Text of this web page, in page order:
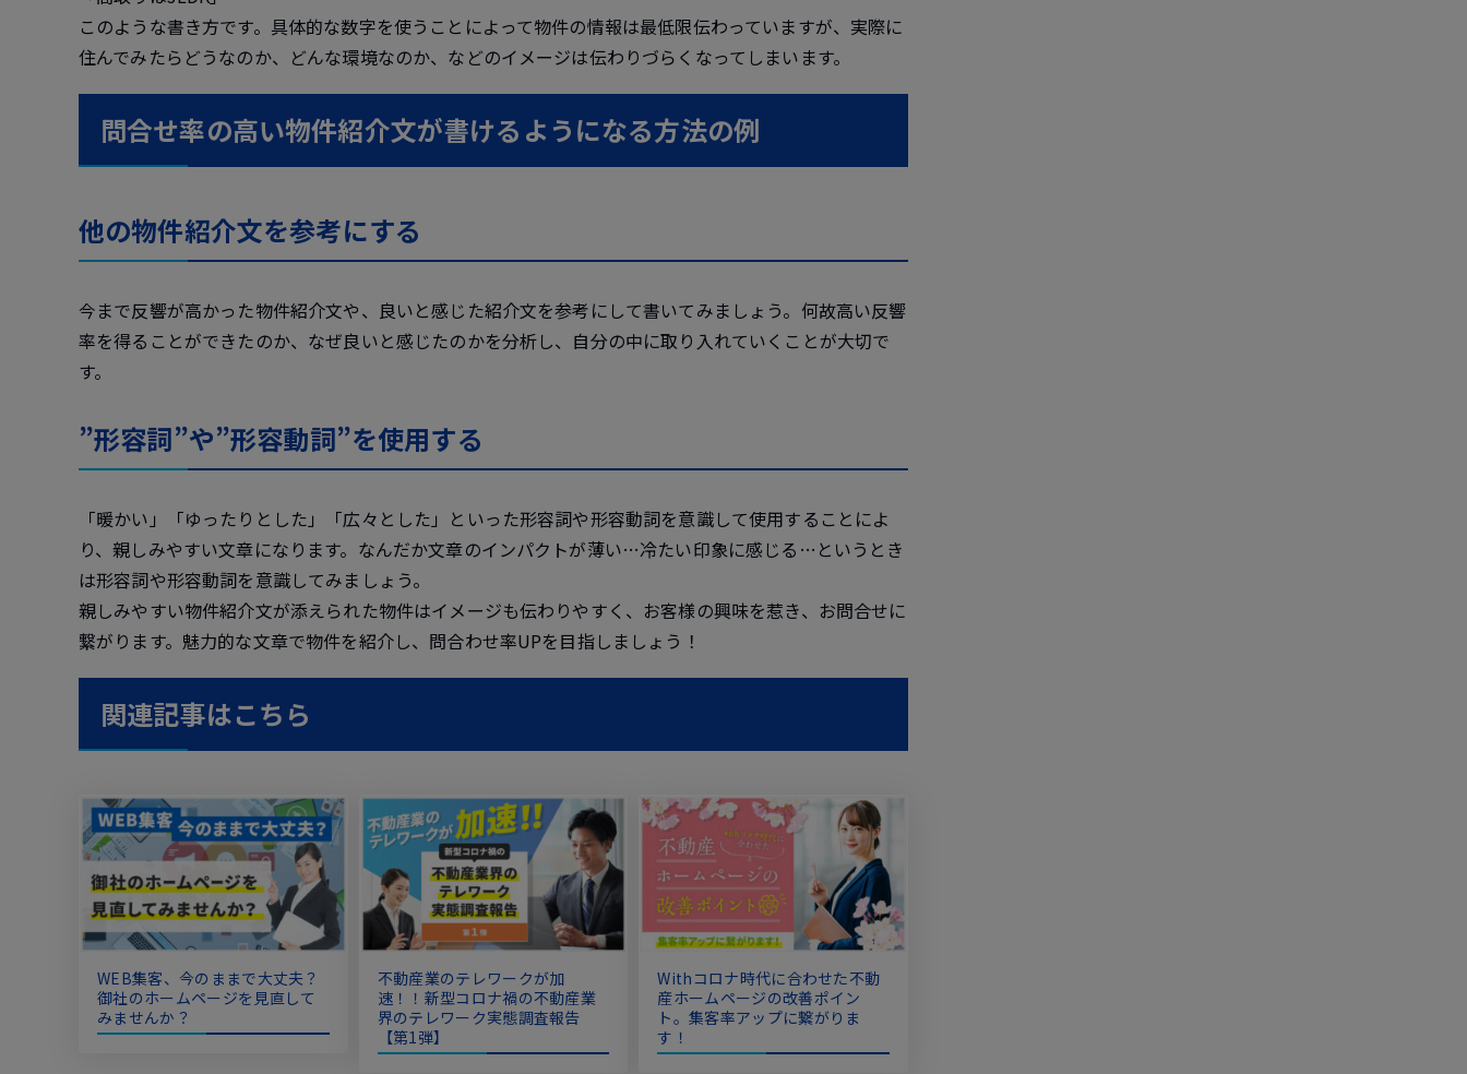
このような書き方です。具体的な数字を使うことによって物件の情報は最低限伝わっていますが、実際に
住んでみたらどうなのか、どんな環境なのか、などのイメージは伝わりづらくなってしまいます。
問合せ率の高い物件紹介文が書けるようになる方法の例
他の物件紹介文を参考にする
今まで反響が高かった物件紹介文や、良いと感じた紹介文を参考にして書いてみましょう。何故高い反響
率を得ることができたのか、なぜ良いと感じたのかを分析し、自分の中に取り入れていくことが大切で
す。
”形容詞”や”形容動詞”を使用する
「暖かい」「ゆったりとした」「広々とした」といった形容詞や形容動詞を意識して使用することによ
り、親しみやすい文章になります。なんだか文章のインパクトが薄い…冷たい印象に感じる…というとき
は形容詞や形容動詞を意識してみましょう。
親しみやすい物件紹介文が添えられた物件はイメージも伝わりやすく、お客様の興味を惹き、お問合せに
繋がります。魅力的な文章で物件を紹介し、問合わせ率UPを目指しましょう！
関連記事はこちら
WEB集客、今のままで大丈夫？
御社のホームページを見直して
みませんか？
不動産業のテレワークが加
速！！新型コロナ禍の不動産業
界のテレワーク実態調査報告
【第1弾】
Withコロナ時代に合わせた不動
産ホームページの改善ポイン
ト。集客率アップに繋がりま
す！